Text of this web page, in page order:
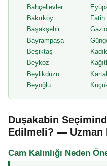
Bahçelievler
Bakırköy
Başakşehir
Bayrampaşa
Beşiktaş
Beykoz
Beylikdüzü
Beyoğlu
Fatih
Kartal
Duşakabin
Edilmeli? — Uzman
Cam Kalınlığı Neden